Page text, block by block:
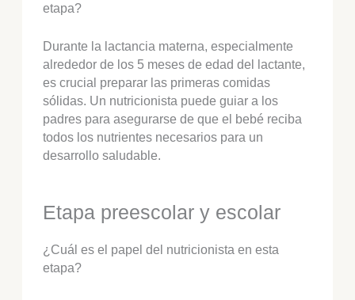
etapa?
Durante la lactancia materna, especialmente
alrededor de los 5 meses de edad del lactante,
es crucial preparar las primeras comidas
sólidas. Un nutricionista puede guiar a los
padres para asegurarse de que el bebé reciba
todos los nutrientes necesarios para un
desarrollo saludable.
Etapa preescolar y escolar
¿Cuál es el papel del nutricionista en esta
etapa?